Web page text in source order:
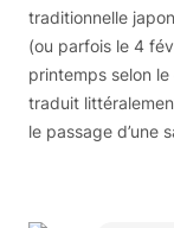
traditionnelle
(ou parfois le 4
printemps selon
traduit
le passage d’une